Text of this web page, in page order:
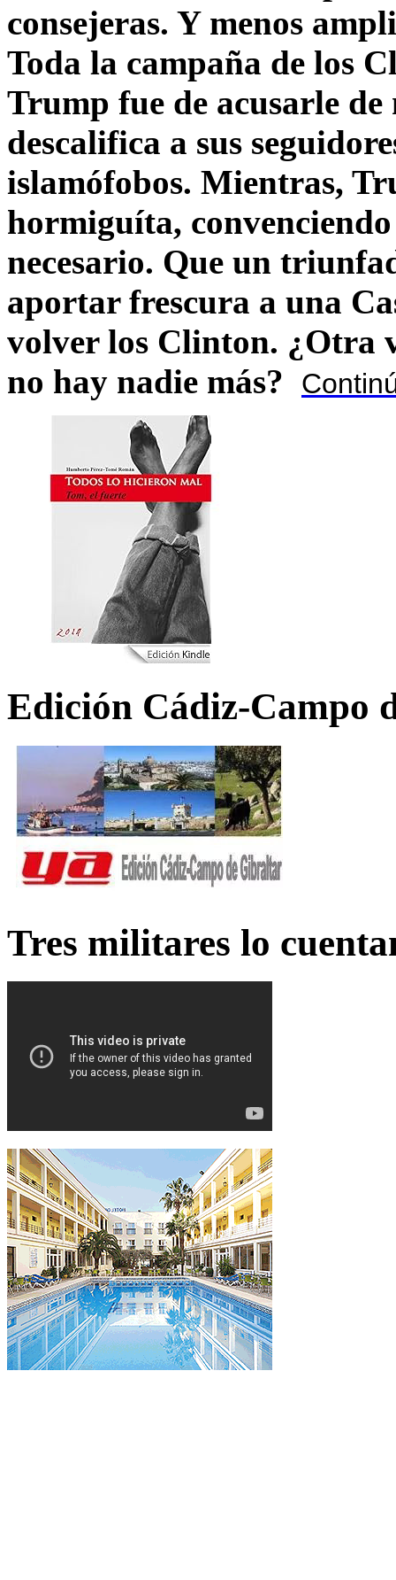
consejeras. Y menos
Toda la campaña de los
Trump fue de acusarle
descalifica a sus
islamófobos. Mientras,
hormiguíta,
necesario. Que un
aportar frescura a una
volver los Clinton. ¿Otra
no hay nadie más?
Edición Cádiz-Campo
Tres militares lo